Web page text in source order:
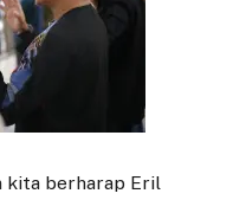
kita berharap Eril